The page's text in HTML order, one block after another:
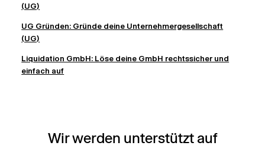
(UG)
UG Gründen: Gründe deine Unternehmergesellschaft
(UG)
Liquidation GmbH: Löse deine GmbH rechtssicher und
einfach auf
Wir werden unterstützt auf